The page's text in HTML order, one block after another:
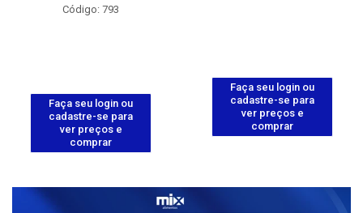
Código: 793
Faça seu login ou
cadastre-se para
ver preços e
comprar
Faça seu login ou
cadastre-se para
ver preços e
comprar